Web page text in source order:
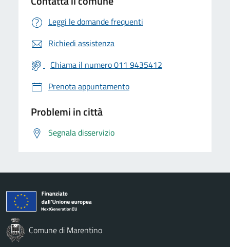
Leggi le domande frequenti
Richiedi assistenza
Chiama il numero 011 9435412
Prenota appuntamento
Problemi in città
Segnala disservizio
Comune di Marentino